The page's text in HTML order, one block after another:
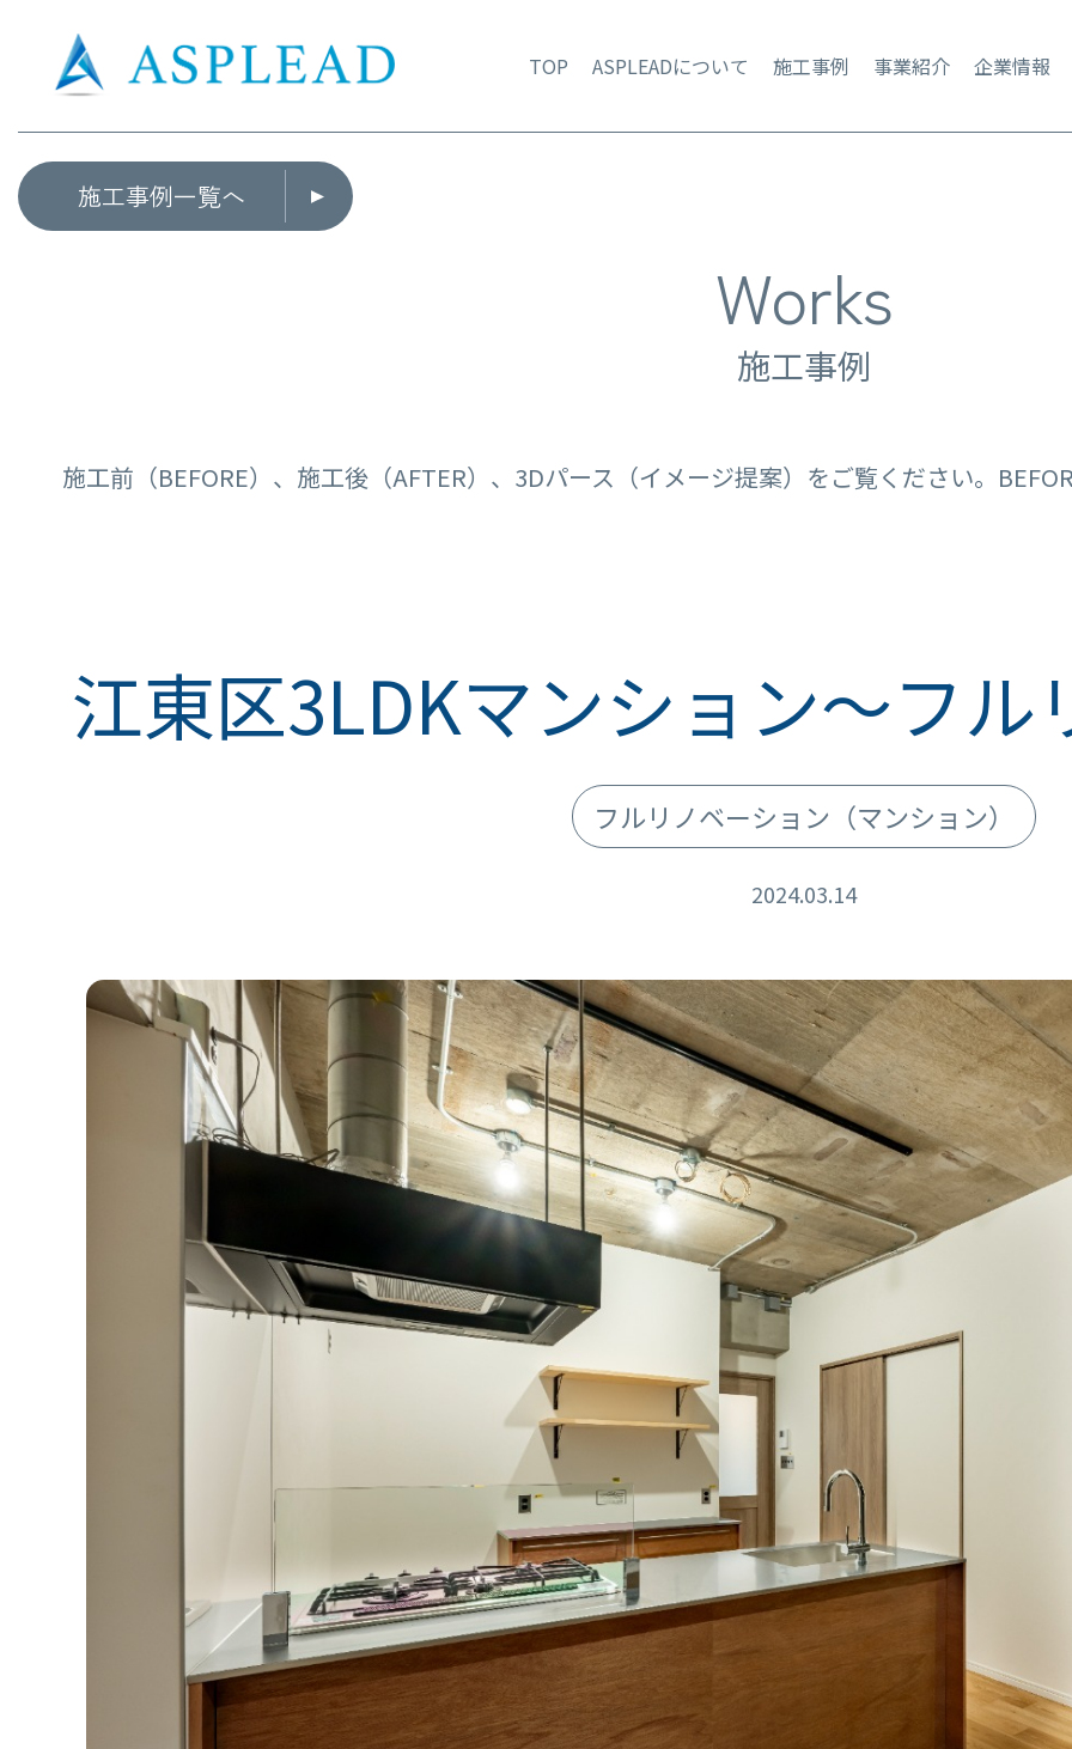
TOP ASPLEADについて 施工事例 事業紹介 企業情報
施工事例一覧へ
Works
施工事例
施工前（BEFORE）、施工後（AFTER）、 3Dパース（イメージ提案）をご覧ください。
江東区3LDKマンション～フル
フルリノベーション （マンション）
2024.03.14